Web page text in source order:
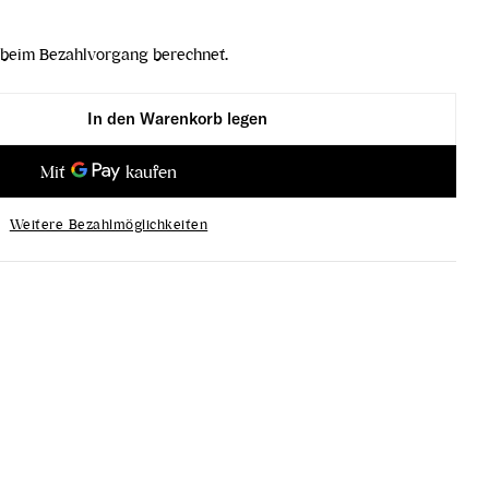
Bezahlvorgang berechnet.
verringernerhöhen
In den Warenkorb legen
Weitere Bezahlmöglichkeiten